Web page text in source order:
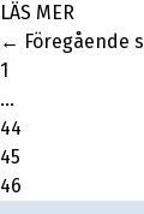
LÄS MER
← Föregående
1
…
44
45
46